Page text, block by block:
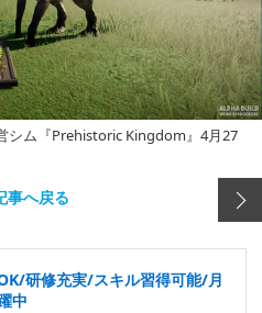
シム『Prehistoric Kingdom』4月27
事へ戻る
研修充実/スキル習得可能/月
中